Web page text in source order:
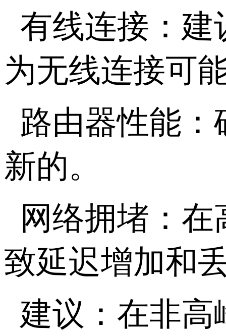
有线连接：建
为无线连接可
路由器性能
新的。
网络拥堵：
致延迟增加和
建议：在非高